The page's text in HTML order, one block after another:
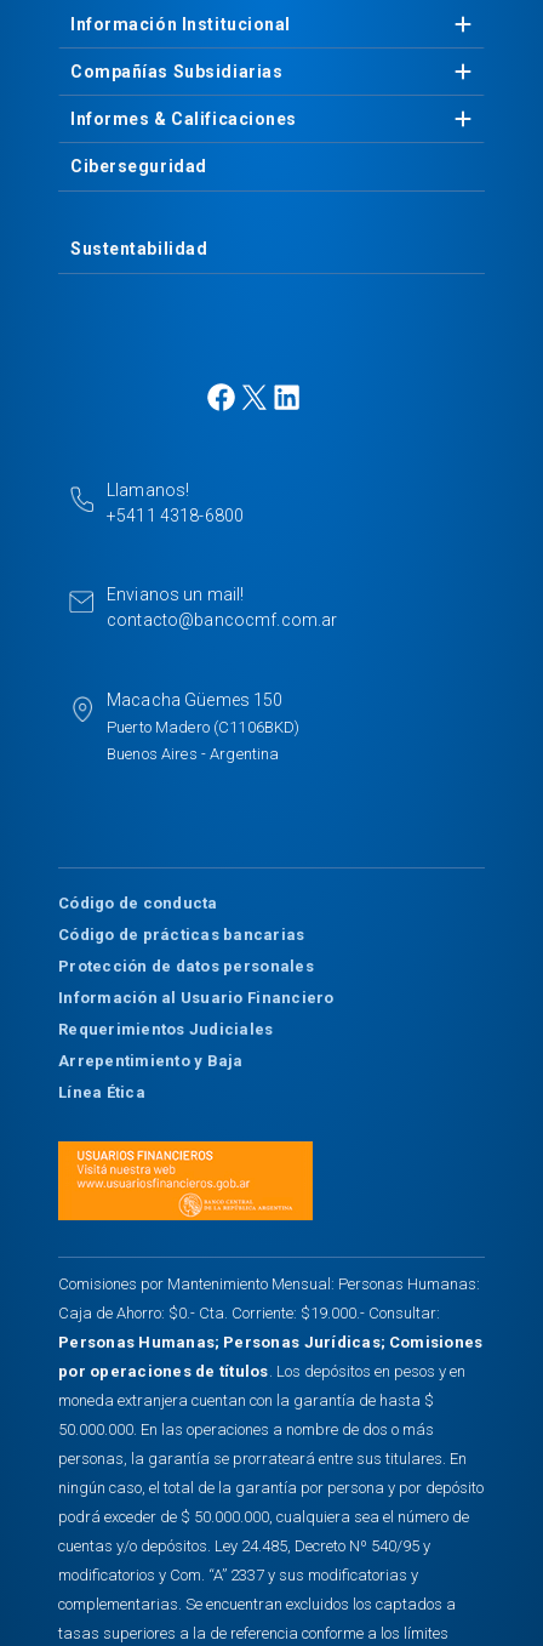
Información Institucional
Compañías Subsidiarias
Informes & Calificaciones
Ciberseguridad
Sustentabilidad
Llamanos!
+5411 4318-6800
Envianos un mail!
contacto@bancocmf.com.ar
Macacha Güemes 150
Puerto Madero (C1106BKD)
Buenos Aires - Argentina
F
b
X
L
Código de conducta
Código de prácticas bancarias
Protección de datos personales
Información al Usuario Financiero
Requerimientos Judiciales
Arrepentimiento y Baja
Línea Ética
Comisiones por Mantenimiento Mensual: Personas Humanas:
Caja de Ahorro: $0.- Cta. Corriente: $19.000.- Consultar:
Personas Humanas; Personas Jurídicas; Comisiones
por operaciones de títulos . Los depósitos en pesos y en
moneda extranjera cuentan con la garantía de hasta $
50.000.000. En las operaciones a nombre de dos o más
personas, la garantía se prorrateará entre sus titulares. En
ningún caso, el total de la garantía por persona y por depósito
podrá exceder de $ 50.000.000, cualquiera sea el número de
cuentas y/o depósitos. Ley 24.485, Decreto Nº 540/95 y
modificatorios y Com. “A” 2337 y sus modificatorias y
complementarias. Se encuentran excluidos los captados a
tasas superiores a la de referencia conforme a los límites